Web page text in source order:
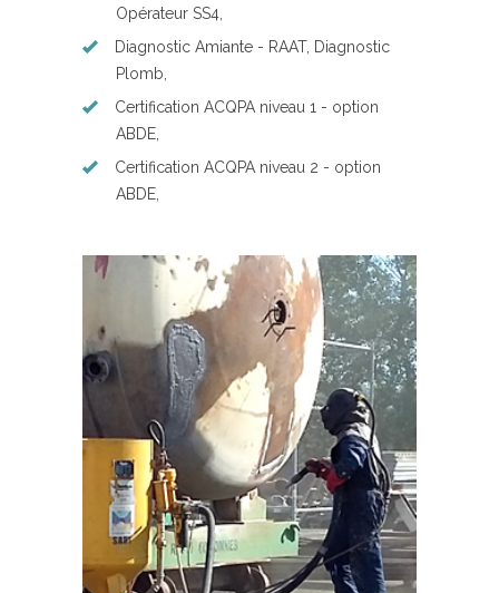
Opérateur SS4,
Diagnostic Amiante - RAAT, Diagnostic
Plomb,
Certification ACQPA niveau 1 - option
ABDE,
Certification ACQPA niveau 2 - option
ABDE,